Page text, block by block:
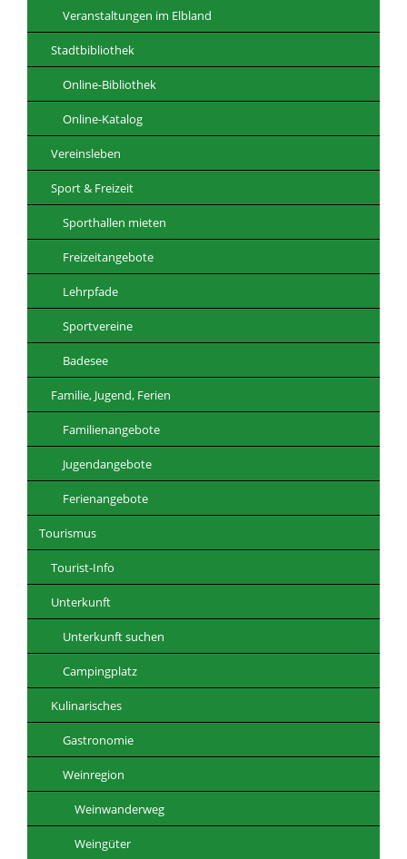
Veranstaltungen im Elbland
Stadtbibliothek
Online-Bibliothek
Online-Katalog
Vereinsleben
Sport & Freizeit
Sporthallen mieten
Freizeitangebote
Lehrpfade
Sportvereine
Badesee
Familie, Jugend, Ferien
Familienangebote
Jugendangebote
Ferienangebote
Tourismus
Tourist-Info
Unterkunft
Unterkunft suchen
Campingplatz
Kulinarisches
Gastronomie
Weinregion
Weinwanderweg
Weingüter